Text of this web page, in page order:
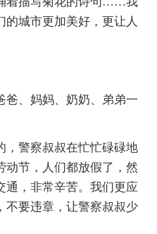
城市更加美好，更让人
爸、妈妈、奶奶、弟弟一
，警察叔叔在忙忙碌碌地
动节，人们都放假了，然
通，非常辛苦。我们更应
不要违章，让警察叔叔少